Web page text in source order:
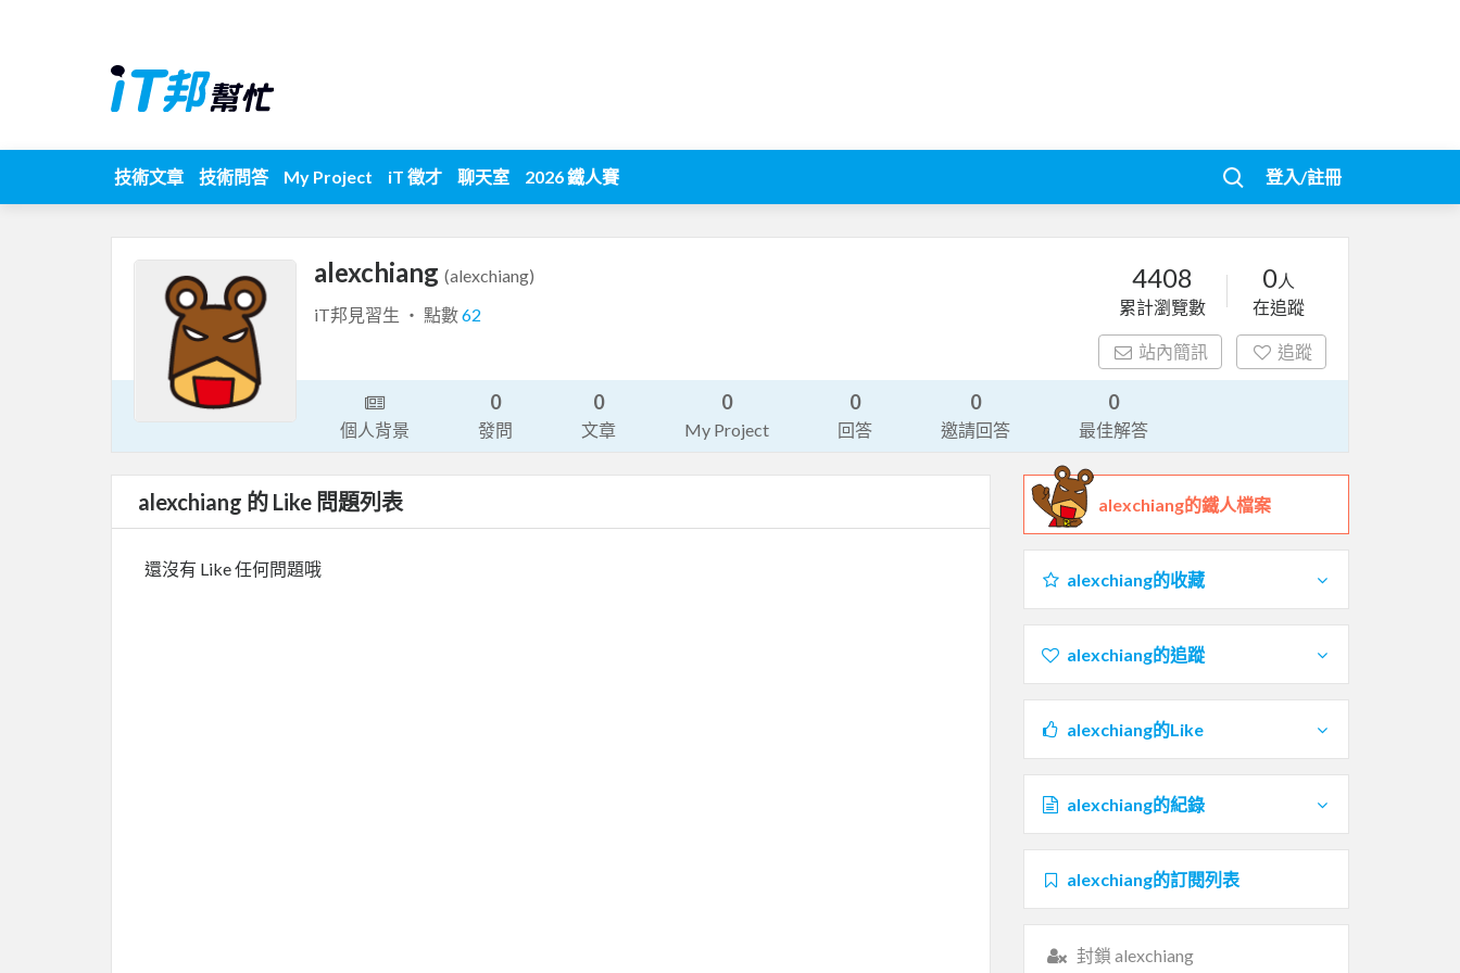
技術文章 技術問答 My Project iT 徵才 聊天室 2026 鐵人賽 登入/註冊
alexchiang (alexchiang)
iT邦見習生 ‧ 點數62
4408
累計瀏覽數
0人
在追蹤
站內簡訊 追蹤
個人背景
0
發問
0
文章
0
My Project
0
回答
0
邀請回答
0
最佳解答
alexchiang 的 Like 問題列表
還沒有 Like 任何問題哦
alexchiang的鐵人檔案
alexchiang的收藏
alexchiang的追蹤
alexchiang的Like
alexchiang的紀錄
alexchiang的訂閱列表
封鎖 alexchiang